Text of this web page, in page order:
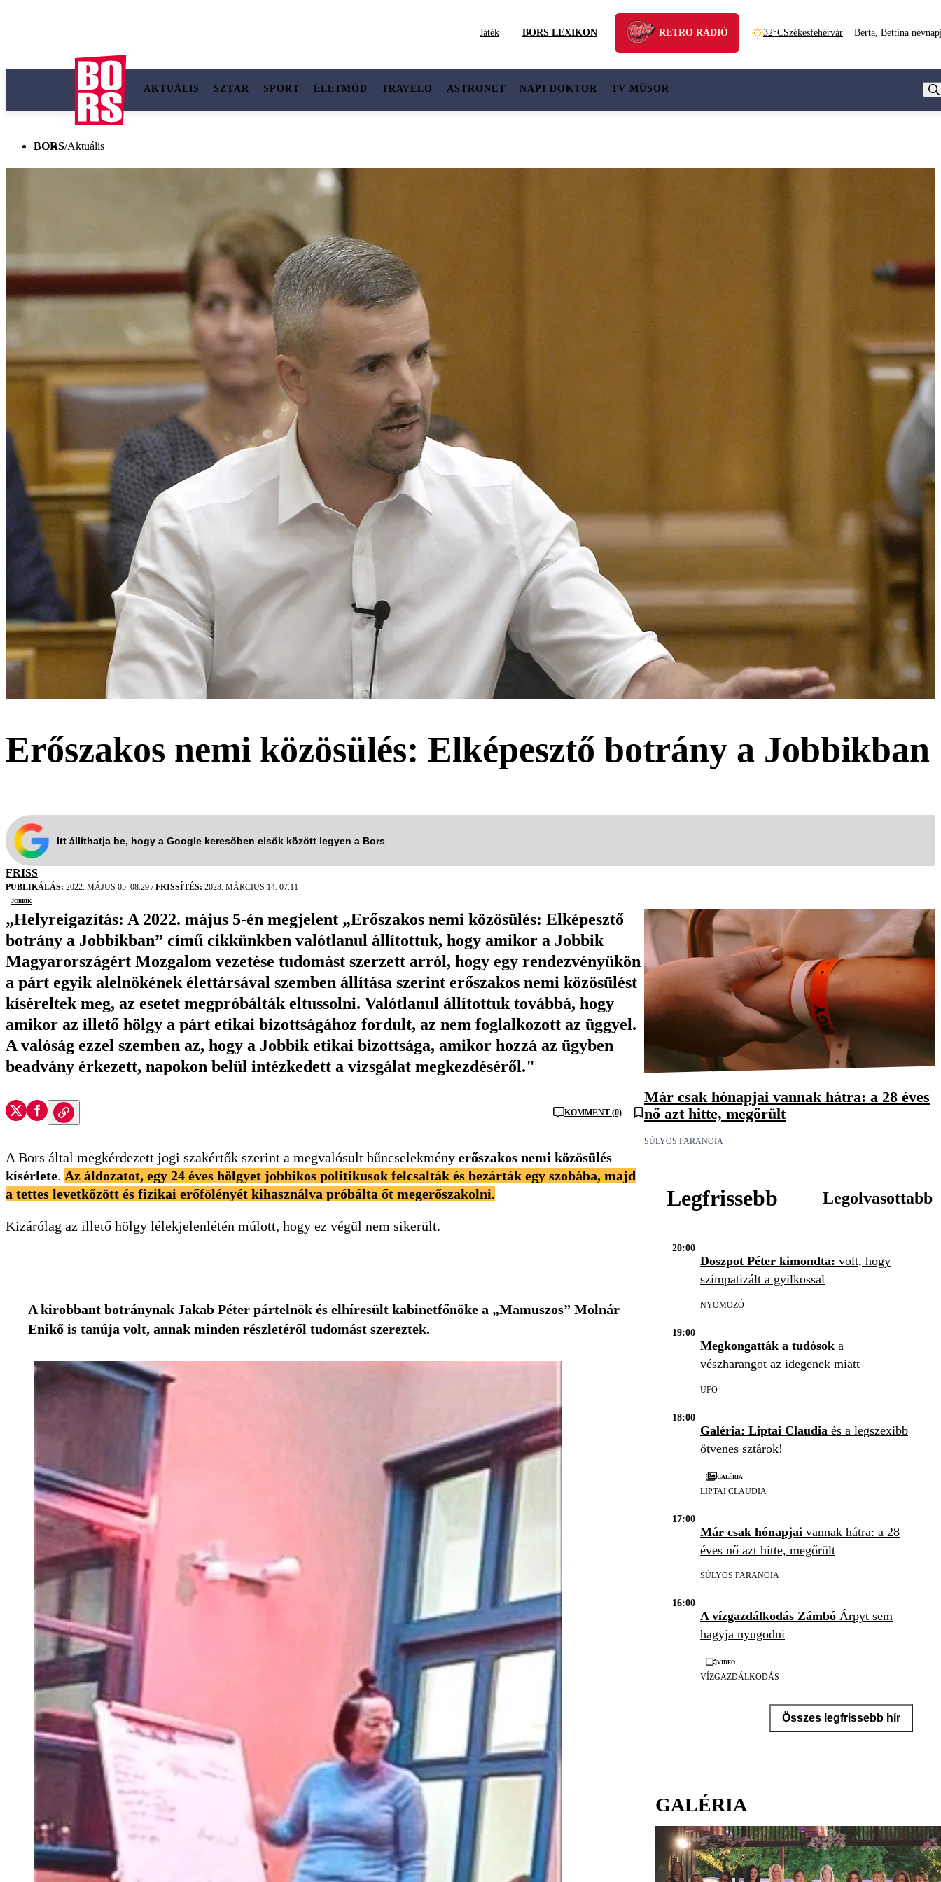
Játék BORS LEXIKON RETRO RÁDIÓ 32°CSzékesfehérvár Berta, Bettina
AKTUÁLIS SZTÁR SPORT ÉLETMÓD TRAVELO ASTRONET NAPI DOKTOR TV MŰSOR
BORS/Aktuális
Erőszakos nemi közösülés: Elképesztő botrány a Jobbikban
Itt állíthatja be, hogy a Google keresőben elsők között legyen a Bors
FRISS
PUBLIKÁLÁS: 2022. MÁJUS 05. 08:29 /FRISSÍTÉS: 2023. MÁRCIUS 14. 07:11
Jobbik
„Helyreigazítás: A 2022. május 5-én megjelent „Erőszakos nemi közösülés: Elképesztő
botrány a Jobbikban” című cikkünkben valótlanul állítottuk, hogy amikor a Jobbik
Magyarországért Mozgalom vezetése tudomást szerzett arról, hogy egy rendezvényükön
a párt egyik alelnökének élettársával szemben állítása szerint erőszakos nemi közösülést
kíséreltek meg, az esetet megpróbálták eltussolni. Valótlanul állítottuk továbbá, hogy
amikor az illető hölgy a párt etikai bizottságához fordult, az nem foglalkozott az üggyel.
A valóság ezzel szemben az, hogy a Jobbik etikai bizottsága, amikor hozzá az ügyben
beadvány érkezett, napokon belül intézkedett a vizsgálat megkezdéséről."
KOMMENT (0)
A Bors által megkérdezett jogi szakértők szerint a megvalósult bűncselekmény erőszakos nemi közösülés
kísérlete. Az áldozatot, egy 24 éves hölgyet jobbikos politikusok felcsalták és bezárták egy szobába, majd
a tettes levetkőzött és fizikai erőfölényét kihasználva próbálta őt megerőszakolni.
Kizárólag az illető hölgy lélekjelenlétén múlott, hogy ez végül nem sikerült.
A kirobbant botránynak Jakab Péter pártelnök és elhíresült kabinetfőnöke a „Mamuszos” Molnár
Enikő is tanúja volt, annak minden részletéről tudomást szereztek.
Már csak hónapjai vannak hátra: a 28 éves
nő azt hitte, megőrült
SÚLYOS PARANOIA
Legfrissebb Legolvasottabb
20:00
Doszpot Péter kimondta: volt, hogy
szimpatizált a gyilkossal
NYOMOZÓ
19:00
Megkongatták a tudósok a
vészharangot az idegenek miatt
UFO
18:00
Galéria: Liptai Claudia és a legszexibb
ötvenes sztárok!
Galéria
LIPTAI CLAUDIA
17:00
Már csak hónapjai vannak hátra: a 28
éves nő azt hitte, megőrült
SÚLYOS PARANOIA
16:00
A vízgazdálkodás Zámbó Árpyt sem
hagyja nyugodni
Videó
VÍZGAZDÁLKODÁS
Összes legfrissebb hír
GALÉRIA